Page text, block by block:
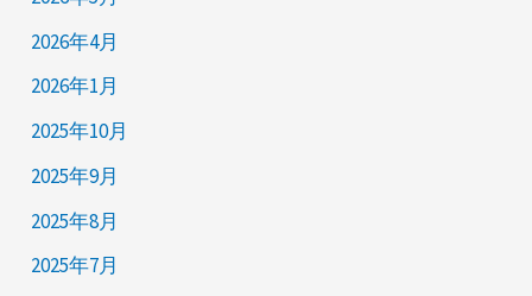
2026年4月
2026年1月
2025年10月
2025年9月
2025年8月
2025年7月